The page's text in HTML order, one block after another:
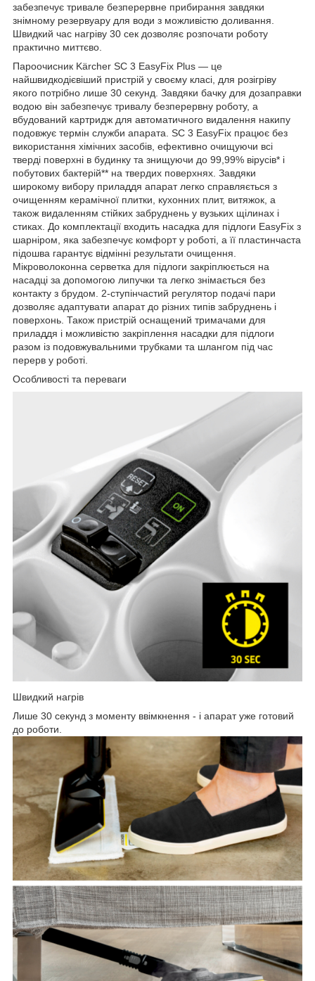
забезпечує тривале безперервне прибирання завдяки
знімному резервуару для води з можливістю доливання.
Швидкий час нагріву 30 сек дозволяє розпочати роботу
практично миттєво.
Пароочисник Kärcher SC 3 EasyFix Plus — це
найшвидкодієвіший пристрій у своєму класі, для розігріву
якого потрібно лише 30 секунд. Завдяки бачку для дозаправки
водою він забезпечує тривалу безперервну роботу, а
вбудований картридж для автоматичного видалення накипу
подовжує термін служби апарата. SC 3 EasyFix працює без
використання хімічних засобів, ефективно очищуючи всі
тверді поверхні в будинку та знищуючи до 99,99% вірусів* і
побутових бактерій** на твердих поверхнях. Завдяки
широкому вибору приладдя апарат легко справляється з
очищенням керамічної плитки, кухонних плит, витяжок, а
також видаленням стійких забруднень у вузьких щілинах і
стиках. До комплектації входить насадка для підлоги EasyFix з
шарніром, яка забезпечує комфорт у роботі, а її пластинчаста
підошва гарантує відмінні результати очищення.
Мікроволоконна серветка для підлоги закріплюється на
насадці за допомогою липучки та легко знімається без
контакту з брудом. 2-ступінчастий регулятор подачі пари
дозволяє адаптувати апарат до різних типів забруднень і
поверхонь. Також пристрій оснащений тримачами для
приладдя і можливістю закріплення насадки для підлоги
разом із подовжувальними трубками та шлангом під час
перерв у роботі.
Особливості та переваги
Швидкий нагрів
Лише 30 секунд з моменту ввімкнення - і апарат уже готовий
до роботи.